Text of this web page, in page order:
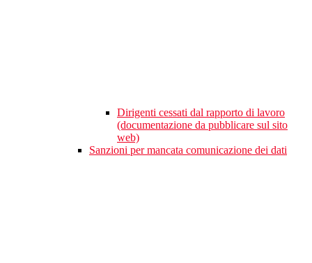
Dirigenti cessati dal rapporto di lavoro
(documentazione da pubblicare sul sito
web)
Sanzioni per mancata comunicazione dei dati